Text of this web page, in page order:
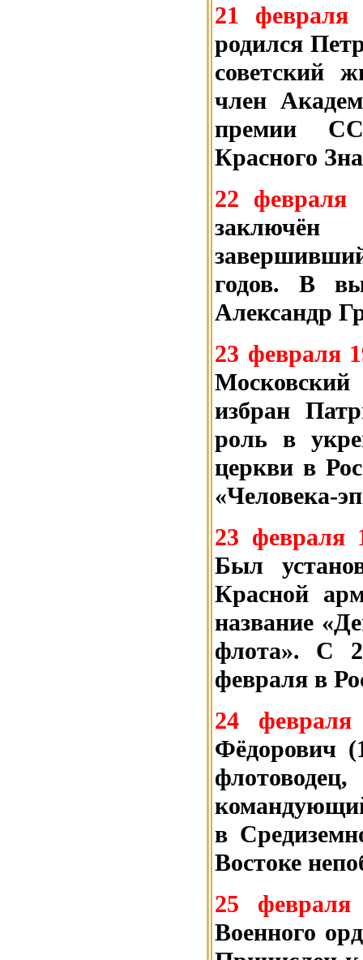
21
родился
советский
член
премии
Красного
22
заключён
годов. В
Александр
23 февраля
избран
роль в
церкви в
«Человека-
23 февраля
Был
Красной
название
флота». С
февраля в
24
Фёдорович
в
Востоке
25
Военного